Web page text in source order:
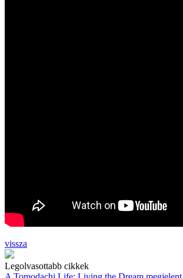
vissza
Legolvasottabb cikkek